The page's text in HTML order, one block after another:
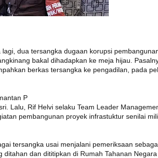
lagi, dua tersangka dugaan korupsi
bakal dihadapkan ke meja hijau.
berkas tersangka ke pengadilan, pada
P
Lalu, Rif Helvi selaku Team Leader
pembangunan proyek infrastuktur senilai
tersangka usai menjalani pemeriksaan
dan dititipkan di Rumah Tahanan
INFO